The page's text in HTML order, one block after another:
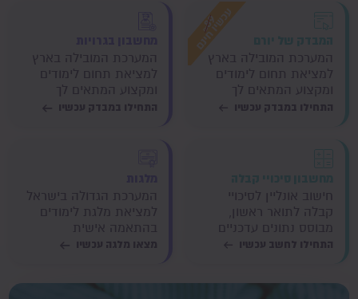
המערכת המובילה בארץ
למציאת תחום לימודים
ומקצוע המתאים לך
התחילו במבדק עכשיו
המערכת המובילה בארץ
למציאת תחום לימודים
ומקצוע המתאים לך
התחילו במבדק עכשיו
חישוב אונליין לסיכויי
קבלה לתואר ראשון,
מבוסס נתונים עדכניים
התחילו לחשב עכשיו
המערכת הגדולה בישראל
למציאת מלגת לימודים
בהתאמה אישית
מצאו מלגה עכשיו